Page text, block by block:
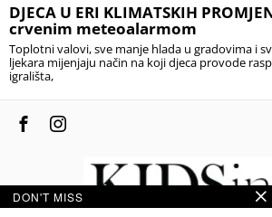
DJECA U ERI KLIMATSKIH
crvenim meteoalarmom
Toplotni valovi, sve manje hlada u gradovima i
ljekara mijenjaju način na koji djeca provode
igrališta,
DON'T MISS